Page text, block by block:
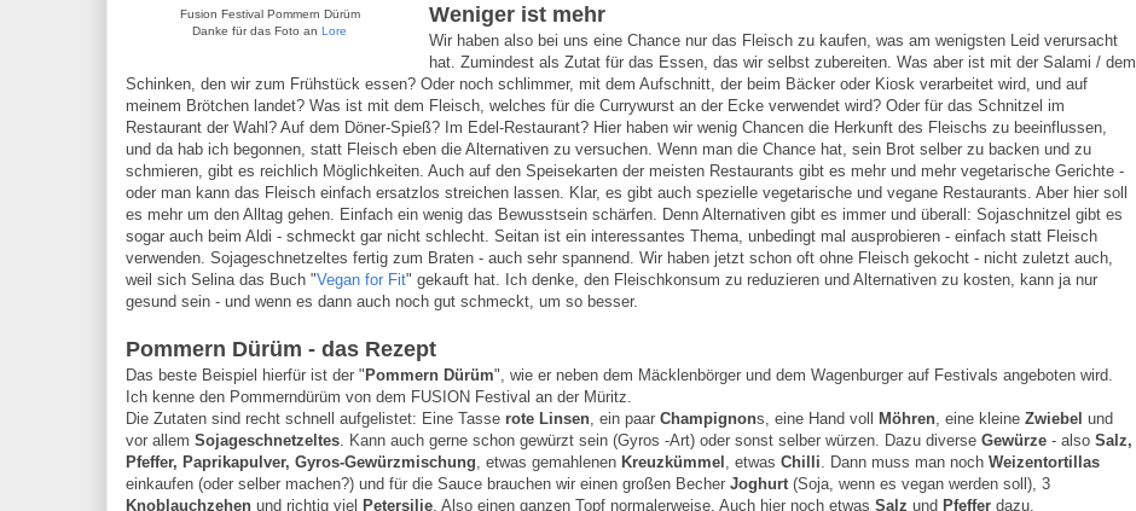
Fusion Festival Pommern Dürüm
Danke für das Foto an Lore
Weniger ist mehr
Wir haben also bei uns eine Chance nur das Fleisch zu kaufen, was am wenigsten Leid verursacht
hat. Zumindest als Zutat für das Essen, das wir selbst zubereiten. Was aber ist mit der Salami / dem
Schinken, den wir zum Frühstück essen? Oder noch schlimmer, mit dem Aufschnitt, der beim Bäcker oder Kiosk verarbeitet wird, und auf
meinem Brötchen landet? Was ist mit dem Fleisch, welches für die Currywurst an der Ecke verwendet wird? Oder für das Schnitzel im
Restaurant der Wahl? Auf dem Döner-Spieß? Im Edel-Restaurant? Hier haben wir wenig Chancen die Herkunft des Fleischs zu beeinflussen,
und da hab ich begonnen, statt Fleisch eben die Alternativen zu versuchen. Wenn man die Chance hat, sein Brot selber zu backen und zu
schmieren, gibt es reichlich Möglichkeiten. Auch auf den Speisekarten der meisten Restaurants gibt es mehr und mehr vegetarische Gerichte -
oder man kann das Fleisch einfach ersatzlos streichen lassen. Klar, es gibt auch spezielle vegetarische und vegane Restaurants. Aber hier soll
es mehr um den Alltag gehen. Einfach ein wenig das Bewusstsein schärfen. Denn Alternativen gibt es immer und überall: Sojaschnitzel gibt es
sogar auch beim Aldi - schmeckt gar nicht schlecht. Seitan ist ein interessantes Thema, unbedingt mal ausprobieren - einfach statt Fleisch
verwenden. Sojageschnetzeltes fertig zum Braten - auch sehr spannend. Wir haben jetzt schon oft ohne Fleisch gekocht - nicht zuletzt auch,
weil sich Selina das Buch "Vegan for Fit" gekauft hat. Ich denke, den Fleischkonsum zu reduzieren und Alternativen zu kosten, kann ja nur
gesund sein - und wenn es dann auch noch gut schmeckt, um so besser.
Pommern Dürüm - das Rezept
Das beste Beispiel hierfür ist der " Pommern Dürüm", wie er neben dem Mäcklenbörger und dem Wagenburger auf Festivals angeboten wird.
Ich kenne den Pommerndürüm von dem FUSION Festival an der Müritz.
Die Zutaten sind recht schnell aufgelistet: Eine Tasse rote Linsen , ein paar Champignons, eine Hand voll Möhren , eine kleine Zwiebel und
vor allem Sojageschnetzeltes . Kann auch gerne schon gewürzt sein (Gyros -Art) oder sonst selber würzen. Dazu diverse Gewürze - also Salz,
Pfeffer, Paprikapulver, Gyros-Gewürzmischung , etwas gemahlenen Kreuzkümmel , etwas Chilli . Dann muss man noch Weizentortillas
einkaufen (oder selber machen?) und für die Sauce brauchen wir einen großen Becher Joghurt (Soja, wenn es vegan werden soll), 3
Knoblauchzehen und richtig viel Petersilie . Also einen ganzen Topf normalerweise. Auch hier noch etwas Salz und Pfeffer dazu.